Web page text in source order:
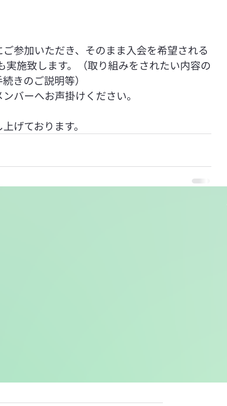
参加いただき、そのまま入会を希望される
施致します。（取り組みをされたい内容の
きのご説明等）
バーへお声掛けください。
げております。